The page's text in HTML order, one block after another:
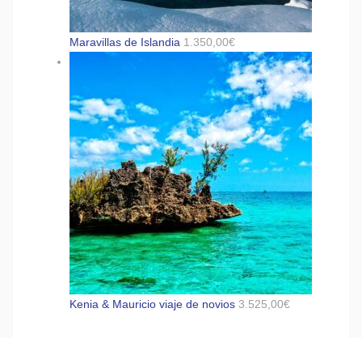
Maravillas de Islandia 1.350,00€
Kenia & Mauricio viaje de novios 3.525,00€